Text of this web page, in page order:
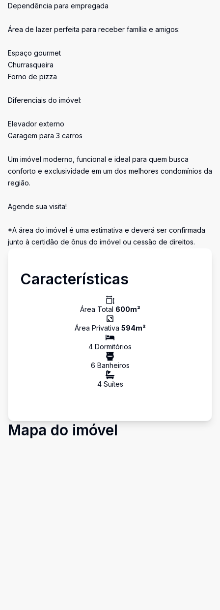
Dependência para empregada
Área de lazer perfeita para receber família e amigos:
Espaço gourmet
Churrasqueira
Forno de pizza
Diferenciais do imóvel:
Elevador externo
Garagem para 3 carros
Um imóvel moderno, funcional e ideal para quem busca
conforto e exclusividade em um dos melhores condomínios da
região.
Agende sua visita!
*A área do imóvel é uma estimativa e deverá ser confirmada
junto à certidão de ônus do imóvel ou cessão de direitos.
Características
Área Total 600m²
Área Privativa 594m²
4 Dormitórios
6 Banheiros
4Suítes
Mapa do imóvel